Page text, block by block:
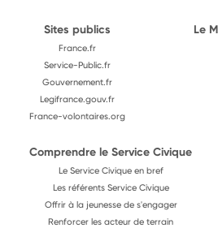
Sites publics
France.fr
Service-Public.fr
Gouvernement.fr
Legifrance.gouv.fr
France-volontaires.org
Le
Comprendre le Service Civique
Le Service Civique en bref
Les référents Service Civique
Offrir à la jeunesse de s'engager
Renforcer les acteur de terrain